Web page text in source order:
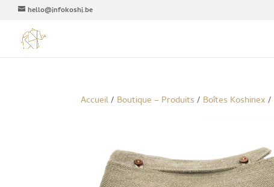
hello@infokoshi.be
Accueil/ Boutique – Produits / Boîtes Koshinex /